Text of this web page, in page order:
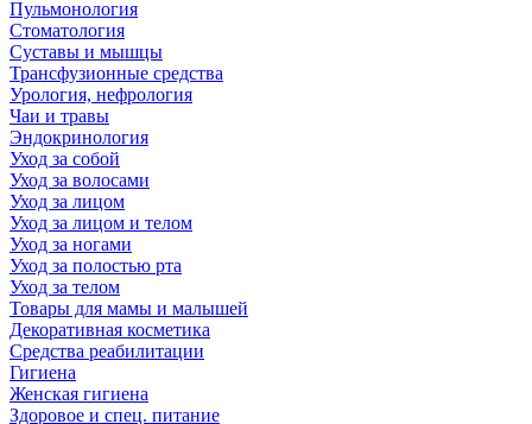
Пульмонология
Стоматология
Суставы и мышцы
Трансфузионные средства
Урология, нефрология
Чаи и травы
Эндокринология
Уход за собой
Уход за волосами
Уход за лицом
Уход за лицом и телом
Уход за ногами
Уход за полостью рта
Уход за телом
Товары для мамы и малышей
Декоративная косметика
Средства реабилитации
Гигиена
Женская гигиена
Здоровое и спец. питание